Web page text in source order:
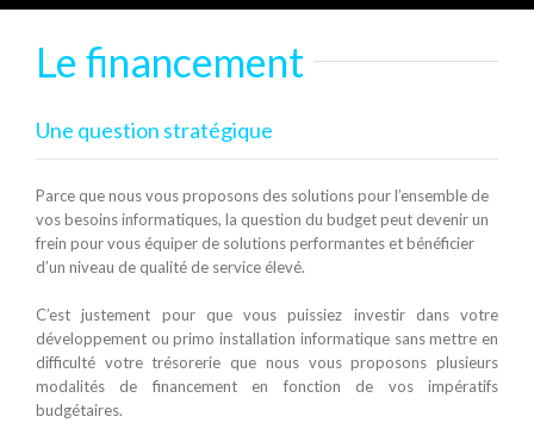
Le financement
Une question stratégique
Parce que nous vous proposons des solutions pour l’ensemble de
vos besoins informatiques, la question du budget peut devenir un
frein pour vous équiper de solutions performantes et bénéficier
d’un niveau de qualité de service élevé.
C’est justement pour que vous puissiez investir dans votre
développement ou primo installation informatique sans mettre en
difficulté votre trésorerie que nous vous proposons plusieurs
modalités de financement en fonction de vos impératifs
budgétaires.